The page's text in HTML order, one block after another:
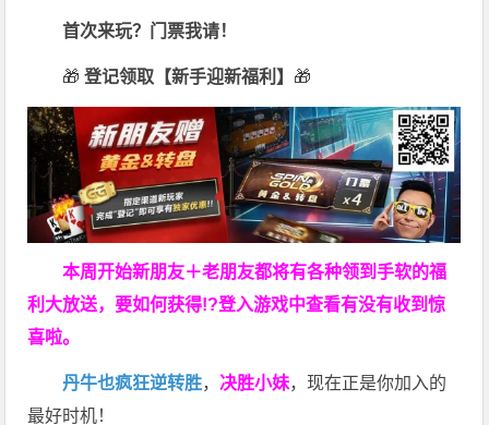
首次来玩？门票我请！
🎁 登记领取【新手迎新福利】 🎁
本周开始新朋友＋老朋友都将有各种领到手软的福
利大放送，要如何获得!?登入游戏中查看有没有收到惊
喜啦。
丹牛也疯狂逆转胜， 决胜小妹，现在正是你加入的
最好时机！